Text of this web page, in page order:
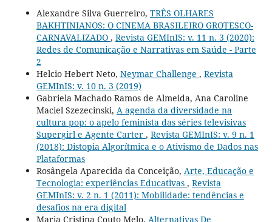
Alexandre Silva Guerreiro, TRÊS OLHARES
BAKHTINIANOS: O CINEMA BRASILEIRO GROTESCO-
CARNAVALIZADO , Revista GEMInIS: v. 11 n. 3 (2020):
Redes de Comunicação e Narrativas em Saúde - Parte
2
Helcio Hebert Neto, Neymar Challenge , Revista
GEMInIS: v. 10 n. 3 (2019)
Gabriela Machado Ramos de Almeida, Ana Caroline
Maciel Szezecinski, A agenda da diversidade na
cultura pop: o apelo feminista das séries televisivas
Supergirl e Agente Carter , Revista GEMInIS: v. 9 n. 1
(2018): Distopia Algorítmica e o Ativismo de Dados nas
Plataformas
Rosângela Aparecida da Conceição, Arte, Educação e
Tecnologia: experiências Educativas , Revista
GEMInIS: v. 2 n. 1 (2011): Mobilidade: tendências e
desafios na era digital
Maria Cristina Couto Melo, Alternativas De